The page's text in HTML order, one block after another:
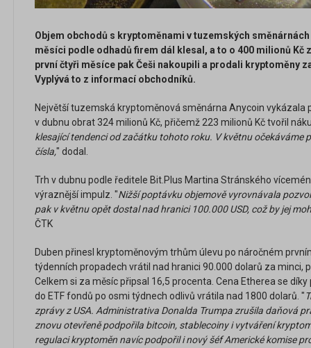
Objem obchodů s kryptoměnami v tuzemských
měsíci podle odhadů firem dál klesal, a to o 400 milionů Kč
první čtyři měsíce pak Češi nakoupili a prodali kryptoměny
Vyplývá to z informací obchodníků.
Největší tuzemská kryptoměnová směnárna Anycoin vykázala
v dubnu obrat 324 milionů Kč, přičemž 223 milionů Kč tvořil
klesající tendenci od začátku tohoto roku. V květnu očekáváme
čísla," dodal.
Trh v dubnu podle ředitele Bit.Plus Martina Stránského
výraznější impulz. "Nižší poptávku objemově vyrovnávala
pak v květnu opět dostal nad hranici 100.000 USD, což by jej
ČTK
Duben přinesl kryptoměnovým trhům úlevu po náročném
týdenních propadech vrátil nad hranici 90.000 dolarů za minci,
Celkem si za měsíc připsal 16,5 procenta. Cena Etherea se
do ETF fondů po osmi týdnech odlivů vrátila nad 1800 dolarů. "
zprávy z USA. Administrativa Donalda Trumpa zrušila daňová
znovu otevřeně podpořila bitcoin, stablecoiny i vytváření
regulaci kryptoměn navíc podpořil i nový šéf Americké komise